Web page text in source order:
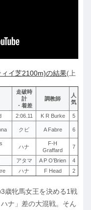
イ芝2100m)の結果(上
走破時
計
・着差
調教師
人
気
2:06.11 K R Burke 5
クビ A Fabre 6
ハナ
F-H
Graffard
7
アタマ A P O’Brien
4
ハナ F Head 2
歳牝馬女王を決める1戦
ナ」差の大混戦。そん